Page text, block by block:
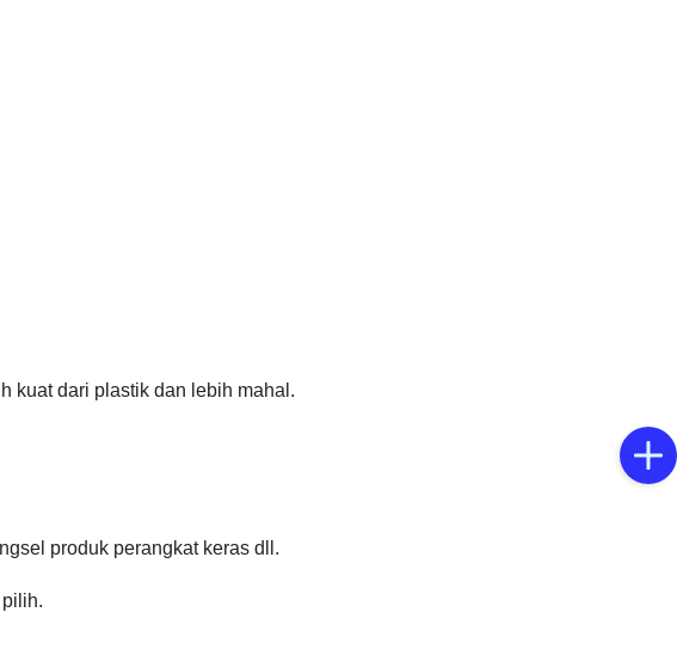
kuat dari plastik dan lebih mahal.
produk perangkat keras dll.